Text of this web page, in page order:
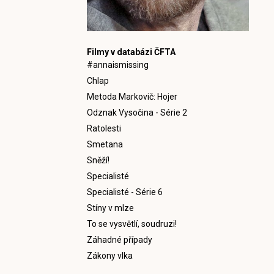
Filmy v databázi ČFTA
#annaismissing
Chlap
Metoda Markovič: Hojer
Odznak Vysočina - Série 2
Ratolesti
Smetana
Sněží!
Specialisté
Specialisté - Série 6
Stíny v mlze
To se vysvětlí, soudruzi!
Záhadné případy
Zákony vlka